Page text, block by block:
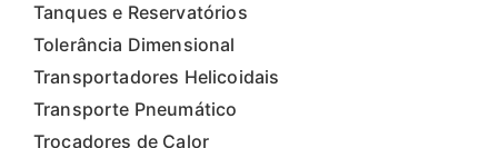
Tanques e Reservatórios
Tolerância Dimensional
Transportadores Helicoidais
Transporte Pneumático
Trocadores de Calor